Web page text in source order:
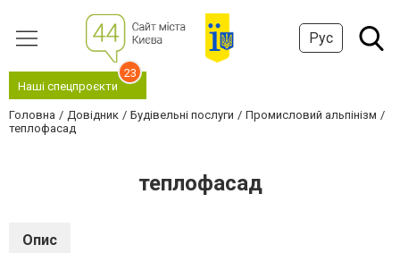
Рус
Наші спецпроєкти
23
Головна Довідник Будівельні послуги
Промисловий альпінізм
теплофасад
теплофасад
Опис